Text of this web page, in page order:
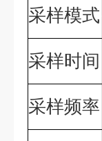
采样模式
采样时间
采样频率